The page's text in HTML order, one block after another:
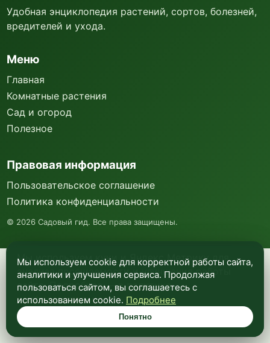
Мы используем куки и Яндекс Метрику для
анализа посещаемости и улучшения работы
сайта. Подробнее —в политике
конфиденциальности.
Понятно
Удобная энциклопедия растений, сортов, болезней,
вредителей и ухода.
Меню
Главная
Комнатные растения
Сад и огород
Полезное
Правовая информация
Пользовательское соглашение
Политика конфиденциальности
© 2026 Садовый гид. Все права защищены.
Мы используем cookie для корректной работы сайта,
аналитики и улучшения сервиса. Продолжая
пользоваться сайтом, вы соглашаетесь с
использованием cookie. Подробнее
Понятно